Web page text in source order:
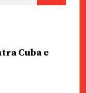
Cuba e